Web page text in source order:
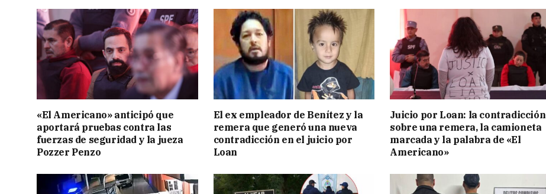
«El Americano» anticipó que
aportará pruebas contra las
fuerzas de seguridad y la jueza
Pozzer Penzo
El ex empleador de Benítez y la
remera que generó una nueva
contradicción en el juicio por
Loan
Juicio por Loan: la contradicción
sobre una remera, la camioneta
marcada y la palabra de «El
Americano»